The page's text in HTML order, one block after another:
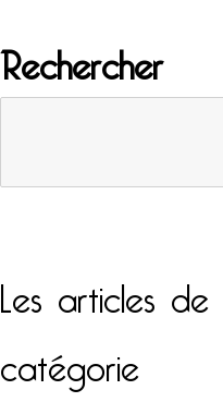
Rechercher
Les articles
catégorie